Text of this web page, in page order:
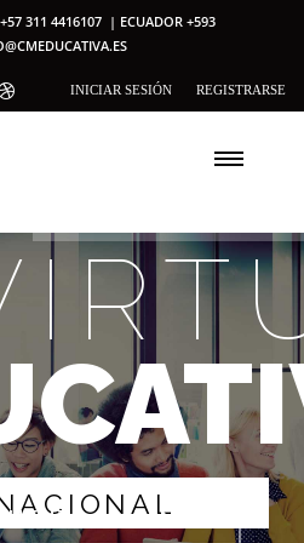
311 4416107 | ECUADOR +593
INICIAR SESIÓN REGISTRARSE
A C I O NA L
ALUMNO